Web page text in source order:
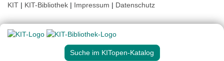
KIT | KIT-Bibliothek | Impressum | Datenschutz
Suche im KITopen-Katalog